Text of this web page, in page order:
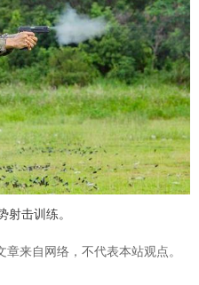
击训练。
章来自网络，不代表本站观点。